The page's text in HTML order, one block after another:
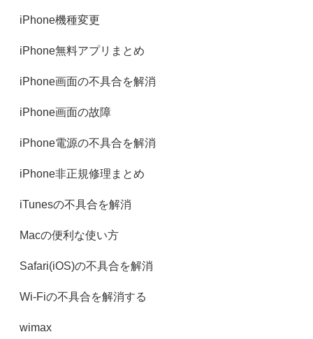
iPhone機種変更
iPhone無料アプリまとめ
iPhone画面の不具合を解消
iPhone画面の故障
iPhone電源の不具合を解消
iPhone非正規修理まとめ
iTunesの不具合を解消
Macの便利な使い方
Safari(iOS)の不具合を解消
Wi-Fiの不具合を解消する
wimax